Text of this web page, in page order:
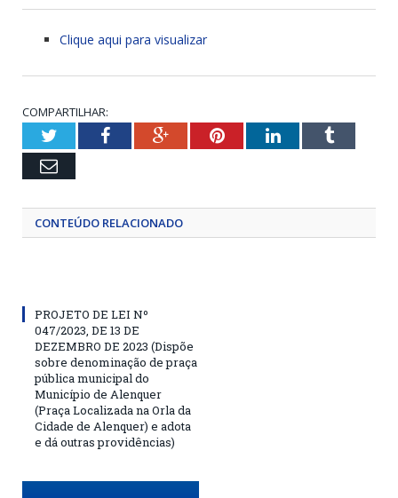
Clique aqui para visualizar
COMPARTILHAR:
TwitterFacebookGoogle+PinterestLinkedInTumblr
Email
CONTEÚDO RELACIONADO
PROJETO DE LEI Nº
047/2023, DE 13 DE
DEZEMBRO DE 2023 (Dispõe
sobre denominação de praça
pública municipal do
Município de Alenquer
(Praça Localizada na Orla da
Cidade de Alenquer) e adota
e dá outras providências)